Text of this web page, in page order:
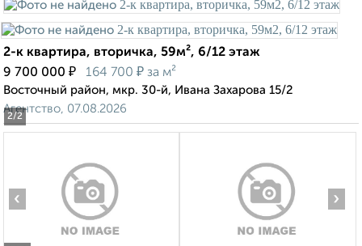
2/2
2-к квартира, вторичка, 59м², 6/12 этаж
9 700 000 ₽ 164 700 ₽ за м²
Восточный район, мкр. 30-й, Ивана Захарова 15/2
Агентство, 07.08.2026
‹ ›